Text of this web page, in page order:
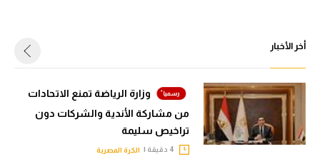
أخر الأخبار
وزارة الرياضة تمنع الاتحادات
من مشاركة الأندية والشركات دون
تراخيص سليمة
الكرة المصرية